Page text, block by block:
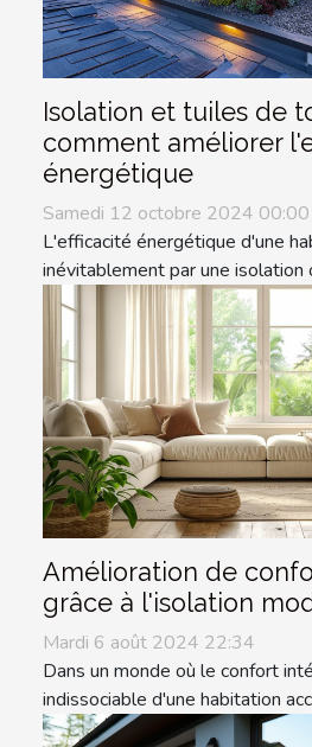
Isolation et tuiles de
comment améliorer
énergétique
Samedi 12 octobre 2024 00:00
L'efficacité énergétique d'une
inévitablement par une isolation
Amélioration de
grâce à l'isolation
Mardi 6 août 2024 22:34
Dans un monde où le confort
indissociable d'une habitation